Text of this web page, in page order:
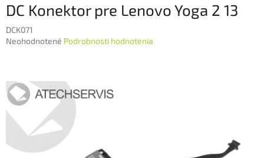
DC Konektor pre Lenovo Yoga 2 13
DCK071
Priemerné
0,0
z
hviezdičiek.
Neohodnotené Podrobnosti hodnotenia